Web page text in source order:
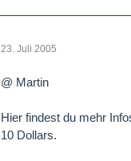
23. Juli 2005
@ Martin
Hier findest du mehr
10 Dollars.